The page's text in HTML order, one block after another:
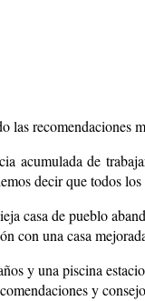
las recomendaciones
acumulada de
decir que todos
casa de pueblo
con una casa
y una piscina
y